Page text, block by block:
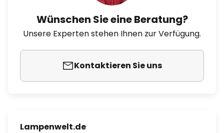
Wünschen Sie eine Beratung?
Unsere Experten stehen Ihnen zur Verfügung.
Kontaktieren Sie uns
Lampenwelt.de